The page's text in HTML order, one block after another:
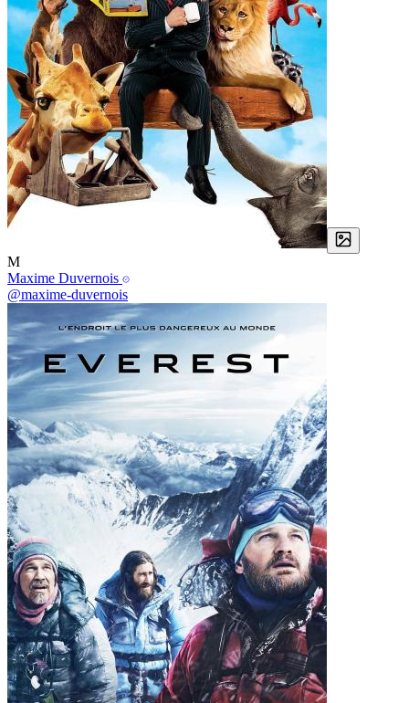
M
Maxime Duvernois
@maxime-duvernois